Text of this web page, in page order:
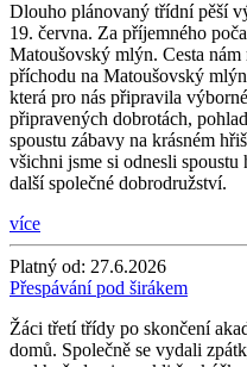
Dlouho plánovaný třídní pěší
19. června. Za příjemného
Matoušovský mlýn. Cesta
příchodu na Matoušovský
která pro nás připravila
připravených dobrotách,
spoustu zábavy na krásném
všichni jsme si odnesli
další společné dobrodružství.
více
Platný od: 27.6.2026
Přespávání pod širákem
Žáci třetí třídy po skončení
domů. Společně se vydali